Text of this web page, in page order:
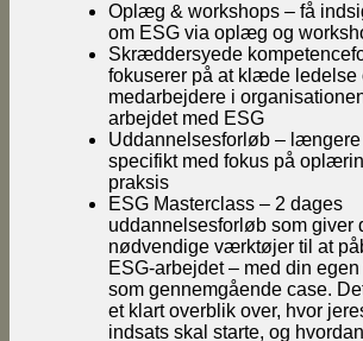
Oplæg & workshops – få
om ESG via oplæg og
Skræddersyede
fokuserer på at klæde ledelse
medarbejdere i
arbejdet med ESG
Uddannelsesforløb –
specifikt med fokus på
praksis
ESG Masterclass – 2 dages
uddannelsesforløb som giver
nødvendige værktøjer til at
ESG-arbejdet – med din
som gennemgående case.
et klart overblik over, hvor
indsats skal starte, og